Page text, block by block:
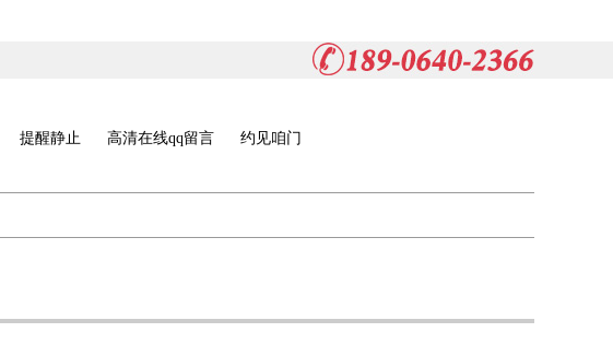
提醒静止 高清在线qq留言 约见咱门